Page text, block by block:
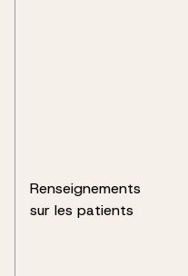
Renseignements
sur les patients